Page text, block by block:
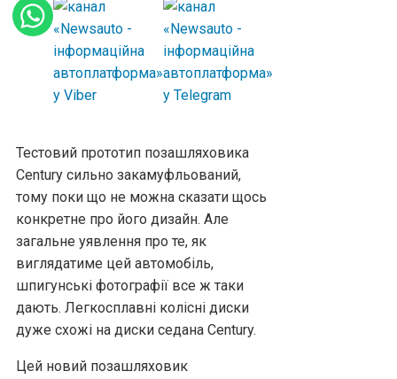
Тестовий прототип позашляховика
Century сильно закамуфльований,
тому поки що не можна сказати щось
конкретне про його дизайн. Але
загальне уявлення про те, як
виглядатиме цей автомобіль,
шпигунські фотографії все ж таки
дають. Легкосплавні колісні диски
дуже схожі на диски седана Century.
Цей новий позашляховик